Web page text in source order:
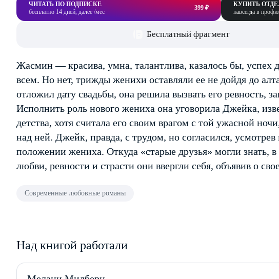
ЧИТАТЬ ПО ПОДПИСКЕ
бесплатно 14 дней, далее /мес
399 ₽
КУПИТЬ
навсегда в
Бесплатный фрагмент
Жасмин — красива, умна, талантлива, казалось бы, успех
всем. Но нет, трижды женихи оставляли ее не дойдя до
отложил дату свадьбы, она решила вызвать его ревность,
Исполнить роль нового жениха она уговорила Джейка,
детства, хотя считала его своим врагом с той ужасной
над ней. Джейк, правда, с трудом, но согласился,
положении жениха. Откуда «старые друзья» могли знать,
любви, ревности и страсти они ввергли себя, объявив о
Современные любовные романы
Над книгой работали